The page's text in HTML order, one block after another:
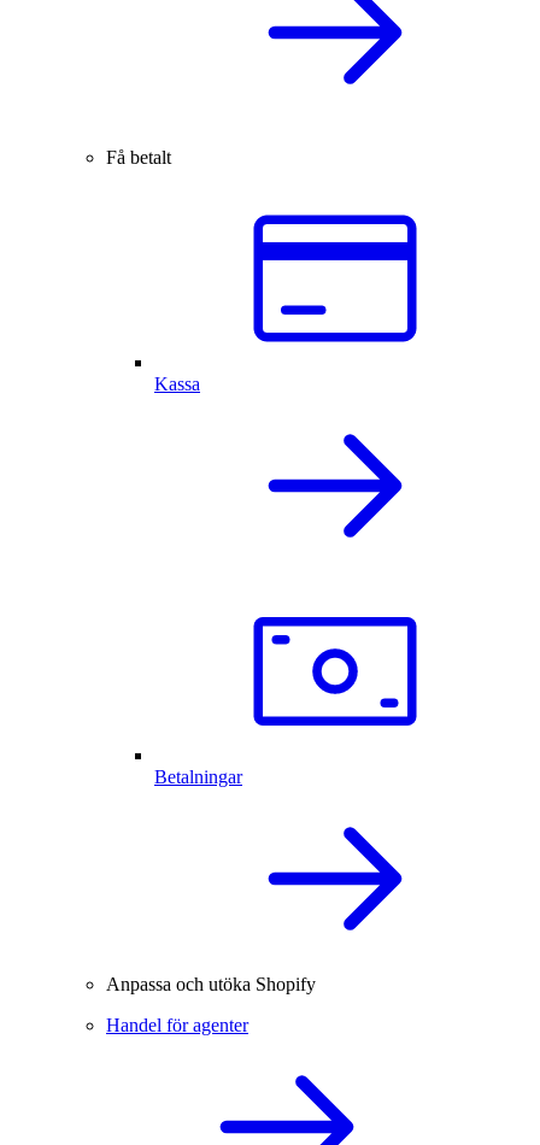
Få betalt
Kassa
Betalningar
Anpassa och utöka Shopify
Handel för agenter